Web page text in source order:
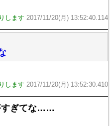
します 2017/11/20(月) 13:52:40.114
します 2017/11/20(月) 13:52:30.410
すぎてな……